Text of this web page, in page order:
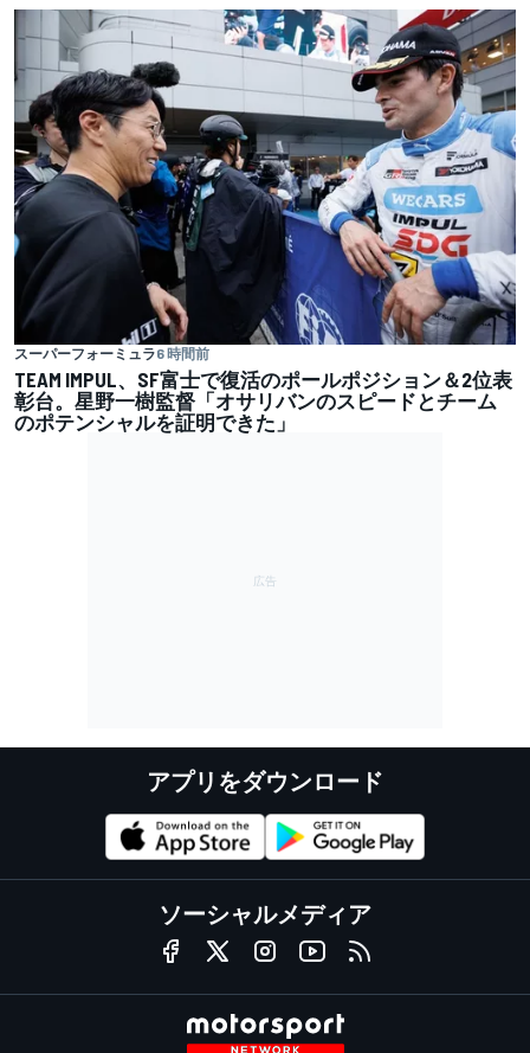
スーパーフォーミュラ6 時間前
TEAM IMPUL、SF富士で復活のポールポジション＆2位表
彰台。星野一樹監督「オサリバンのスピードとチーム
のポテンシャルを証明できた」
アプリをダウンロード
ソーシャルメディア